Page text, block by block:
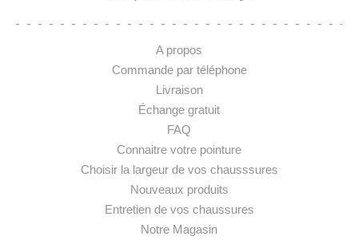
A propos
Commande par téléphone
Livraison
Échange gratuit
FAQ
Connaitre votre pointure
Choisir la largeur de vos chausssures
Nouveaux produits
Entretien de vos chaussures
Notre Magasin